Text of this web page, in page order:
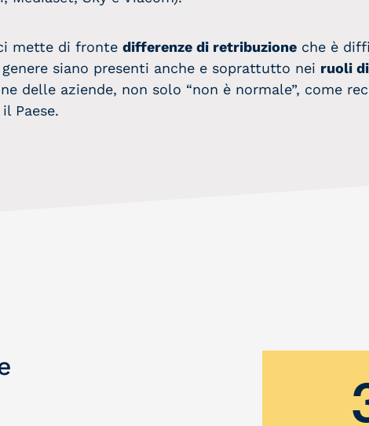
mette di fronte differenze di retribuzioneche è
siano presenti anche e soprattutto nei ruoli
delle aziende, non solo “non è normale”, come
Paese.